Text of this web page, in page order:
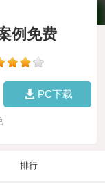
例免费
PC下载
排行